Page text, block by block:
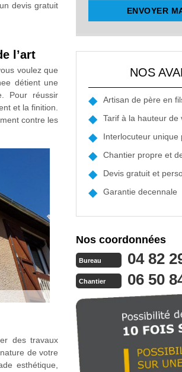
devis gratuit
l’art
voulez que
détient une
Pour réussir
et la finition.
contre les
des travaux
de votre
esthétique,
NOS
Artisan de père en
Tarif à la hauteur de
Interlocuteur unique
Chantier propre et
Devis gratuit et
Garantie decennale
Nos coordonnées
Bureau 04 82
Chantier 06 50